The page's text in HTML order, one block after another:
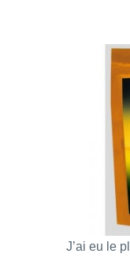
J’ai eu le